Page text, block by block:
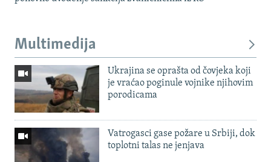
Multimedija
Ukrajina se oprašta od čovjeka koji
je vraćao poginule vojnike njihovim
porodicama
Vatrogasci gase požare u Srbiji, dok
toplotni talas ne jenjava